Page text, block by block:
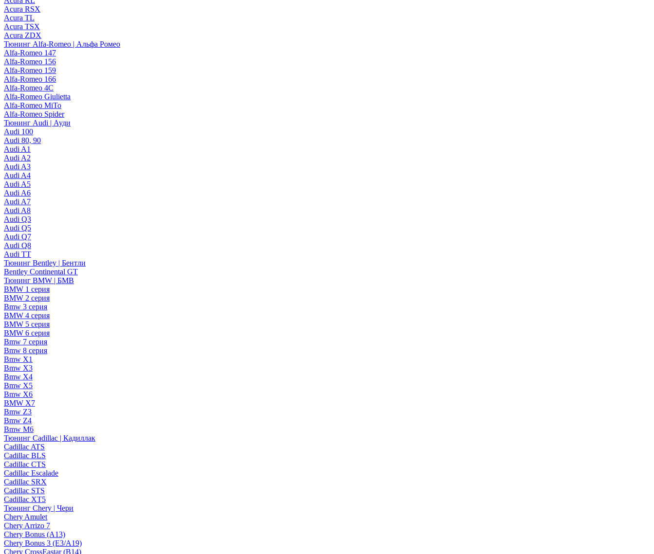
Acura RSX
Acura TL
Acura TSX
Acura ZDX
Тюнинг Alfa-Romeo | Альфа Ромео
Alfa-Romeo 147
Alfa-Romeo 156
Alfa-Romeo 159
Alfa-Romeo 166
Alfa-Romeo 4C
Alfa-Romeo Giulietta
Alfa-Romeo MiTo
Alfa-Romeo Spider
Тюнинг Audi | Ауди
Audi 100
Audi 80, 90
Audi A1
Audi A2
Audi A3
Audi A4
Audi A5
Audi A6
Audi A7
Audi A8
Audi Q3
Audi Q5
Audi Q7
Audi Q8
Audi TT
Тюнинг Bentley | Бентли
Bentley Continental GT
Тюнинг BMW | БМВ
BMW 1 серия
BMW 2 серия
Bmw 3 серия
BMW 4 серия
BMW 5 серия
BMW 6 серия
Bmw 7 серия
Bmw 8 серия
Bmw X1
Bmw X3
Bmw X4
Bmw X5
Bmw X6
BMW X7
Bmw Z3
Bmw Z4
Bmw М6
Тюнинг Cadillac | Кадиллак
Cadillac ATS
Cadillac BLS
Cadillac CTS
Cadillac Escalade
Cadillac SRX
Cadillac STS
Cadillac XT5
Тюнинг Chery | Чери
Chery Amulet
Chery Arrizo 7
Chery Bonus (A13)
Chery Bonus 3 (E3/A19)
Chery CrossEastar (B14)